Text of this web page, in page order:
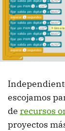
escojamos
de recursos
proyectos